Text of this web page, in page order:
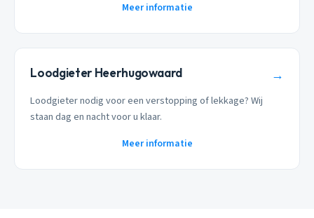
Meer informatie
Loodgieter Heerhugowaard →
Loodgieter nodig voor een verstopping of lekkage? Wij
staan dag en nacht voor u klaar.
Meer informatie